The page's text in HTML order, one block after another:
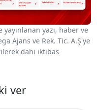
yazı, haber ve
Ajans ve Rek. Tic. A.Ş'ye
dahi iktibas
ver